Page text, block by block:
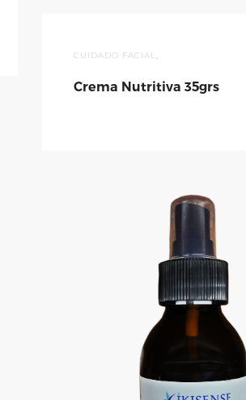
CUIDADO FACIAL ,
Crema Nutritiva 35grs